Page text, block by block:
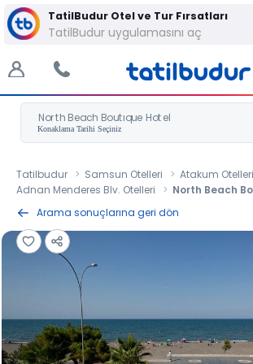
TatilBudur Otel ve Tur Fırsatları
TatilBudur uygulamasını aç
North Beach Boutıque Hotel
Tatilbudur Samsun Otelleri
Atakum Otelleri
Adnan Menderes Blv. Otelleri
North Beach
Arama sonuçlarına geri dön